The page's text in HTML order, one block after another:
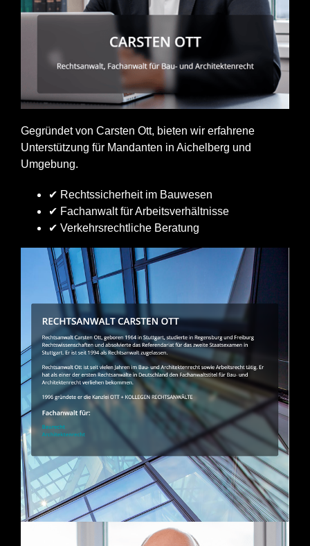
Gegründet von Carsten Ott, bieten wir erfahrene
Unterstützung für Mandanten in Aichelberg und
Umgebung.
✔ Rechtssicherheit im Bauwesen
✔ Fachanwalt für Arbeitsverhältnisse
✔ Verkehrsrechtliche Beratung